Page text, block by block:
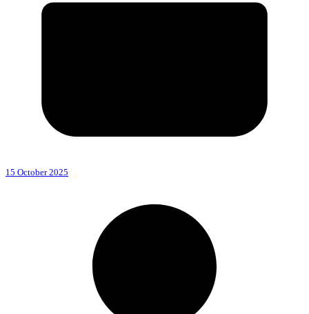
15 October 2025